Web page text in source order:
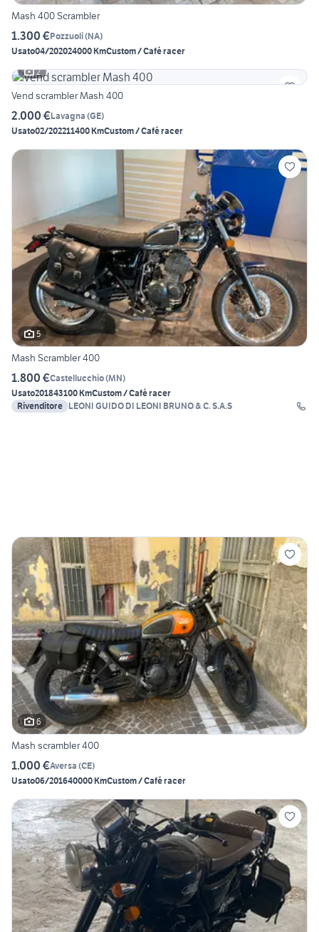
Mash 400 Scrambler
1.300 €Pozzuoli(NA)
Usato04/202024000 KmCustom / Café racer
2
Vend scrambler Mash 400
2.000 €Lavagna (GE)
Usato02/202211400 KmCustom / Café racer
5
Mash Scrambler 400
1.800 €Castellucchio(MN)
Usato201843100 KmCustom / Café racer
Rivenditore LEONI GUIDO DI LEONI BRUNO & C. S.A.S
6
Mash scrambler 400
1.000 €Aversa (CE)
Usato06/201640000 KmCustom / Café racer